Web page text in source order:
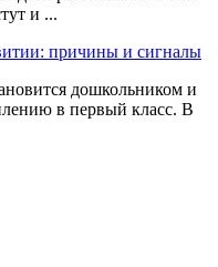
и ...
причины и сигналы
дошкольником и
в первый класс. В